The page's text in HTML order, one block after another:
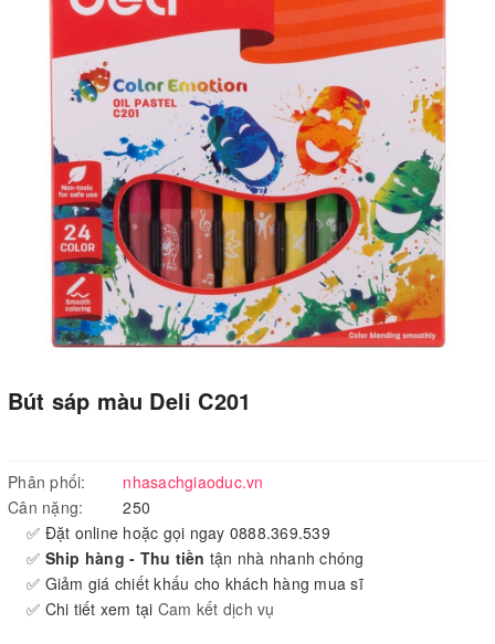
Bút sáp màu Deli C201
Phân phối:
nhasachgiaoduc.vn
Cân nặng:
250
✅ Đặt online hoặc gọi ngay 0888.369.539
✅ Ship hàng - Thu tiền tận nhà nhanh chóng
✅ Giảm giá chiết khấu cho khách hàng mua sĩ
✅ Chi tiết xem tại Cam kết dịch vụ